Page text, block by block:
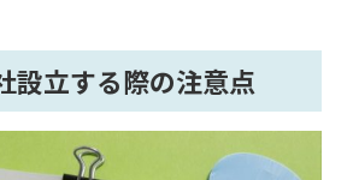
設立する際の注意点